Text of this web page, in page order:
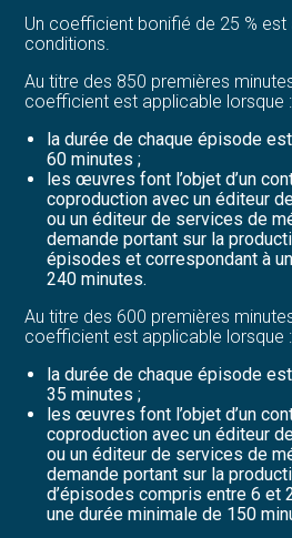
Un coefficient bonifié de 25 %
conditions.
Au titre des 850 premières
coefficient est applicable lorsque :
la durée de chaque épisode
60 minutes ;
les œuvres font l’objet d’un
coproduction avec un éditeur
ou un éditeur de services de
demande portant sur la
épisodes et correspondant à
240 minutes.
Au titre des 600 premières
coefficient est applicable lorsque :
la durée de chaque épisode
35 minutes ;
les œuvres font l’objet d’un
coproduction avec un éditeur
ou un éditeur de services de
demande portant sur la
d’épisodes compris entre 6 et
une durée minimale de 150